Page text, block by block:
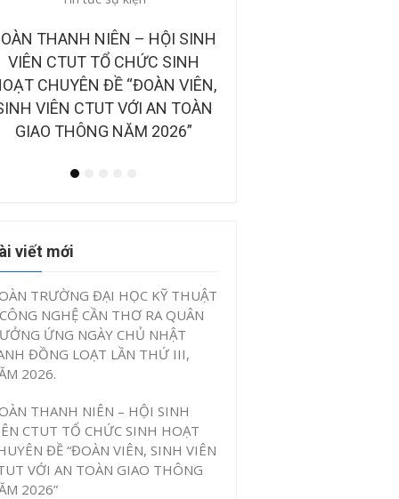
BỐ BAN GIÁM KHẢO TẠI
CHUNG KẾT CUỘC THI “Ý
KHỞI NGHIỆP, ĐỔI MỚI
TẠO CTUT STARTUP LẦN
IV, NĂM 2026”
viết mới
TRƯỜNG ĐẠI HỌC KỸ THUẬT
NGHỆ CẦN THƠ RA QUÂN
ỨNG NGÀY CHỦ NHẬT
ĐỒNG LOẠT LẦN THỨ III,
2026.
THANH NIÊN – HỘI SINH
CTUT TỔ CHỨC SINH HOẠT
ĐỀ “ĐOÀN VIÊN, SINH VIÊN
VỚI AN TOÀN GIAO THÔNG
2026”